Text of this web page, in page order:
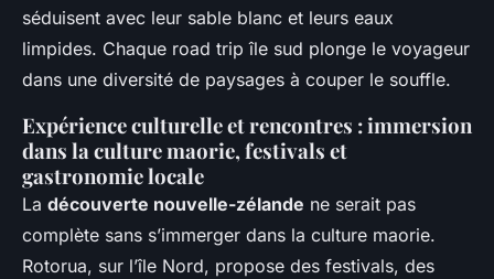
séduisent avec leur sable blanc et leurs eaux
limpides. Chaque road trip île sud plonge le voyageur
dans une diversité de paysages à couper le souffle.
Expérience culturelle et rencontres : immersion
dans la culture maorie, festivals et
gastronomie locale
La découverte nouvelle-zélande ne serait pas
complète sans s’immerger dans la culture maorie.
Rotorua, sur l’île Nord, propose des festivals, des